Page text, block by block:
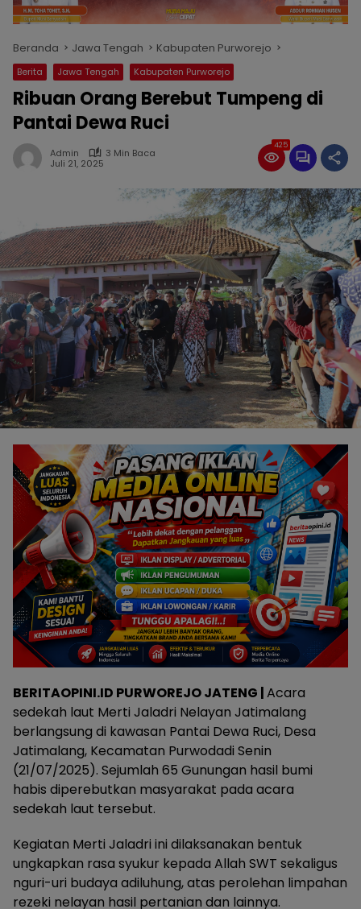
Beranda Jawa Tengah Kabupaten Purworejo
Berita Jawa Tengah Kabupaten Purworejo
Ribuan Orang Berebut Tumpeng di
Pantai Dewa Ruci
Admin
3 Min Baca
Juli 21, 2025
425
BERITAOPINI.ID PURWOREJO JATENG |Acara
sedekah laut Merti Jaladri Nelayan Jatimalang
berlangsung di kawasan Pantai Dewa Ruci, Desa
Jatimalang, Kecamatan Purwodadi Senin
(21/07/2025). Sejumlah 65 Gunungan hasil bumi
habis diperebutkan masyarakat pada acara
sedekah laut tersebut.
Kegiatan Merti Jaladri ini dilaksanakan bentuk
ungkapkan rasa syukur kepada Allah SWT sekaligus
nguri-uri budaya adiluhung, atas perolehan limpahan
rezeki nelayan hasil pertanian dan lainnya.